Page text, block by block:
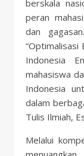
berskala
peran
dan
Indonesia
mahasiswa
Indonesia
dalam
Tulis Ilmiah,
Melalui